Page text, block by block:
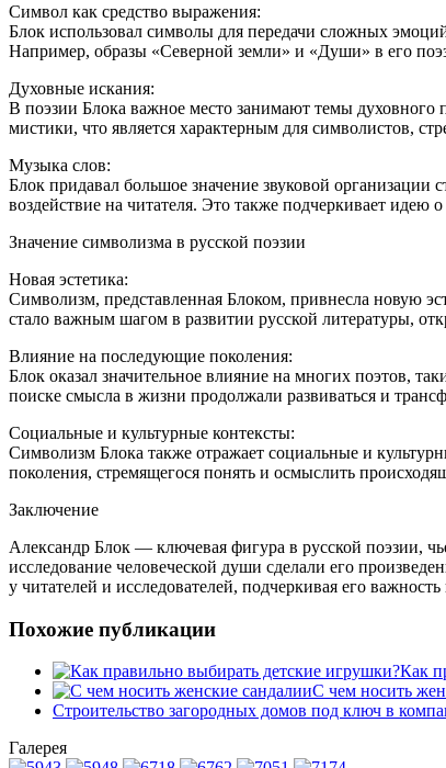
Символ как средство выражения:
Блок использовал символы для передачи сложных
Например, образы «Северной земли» и «Души» в его
Духовные искания:
В поэзии Блока важное место занимают темы
мистики, что является характерным для символистов,
Музыка слов:
Блок придавал большое значение звуковой организации
воздействие на читателя. Это также подчеркивает
Значение символизма в русской поэзии
Новая эстетика:
Символизм, представленная Блоком, привнесла новую
стало важным шагом в развитии русской литературы,
Влияние на последующие поколения:
Блок оказал значительное влияние на многих поэтов,
поиске смысла в жизни продолжали развиваться и
Социальные и культурные контексты:
Символизм Блока также отражает социальные и
поколения, стремящегося понять и осмыслить
Заключение
Александр Блок — ключевая фигура в русской поэзии,
исследование человеческой души сделали его
у читателей и исследователей, подчеркивая его
Похожие публикации
Как
С чем носить
Строительство загородных домов под ключ в
Галерея